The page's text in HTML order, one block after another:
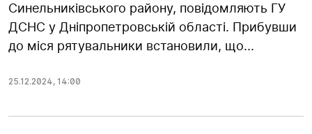
Синельниківського району, повідомляють ГУ
ДСНС у Дніпропетровській області. Прибувши
до міся рятувальники встановили, що...
25.12.2024, 14:00